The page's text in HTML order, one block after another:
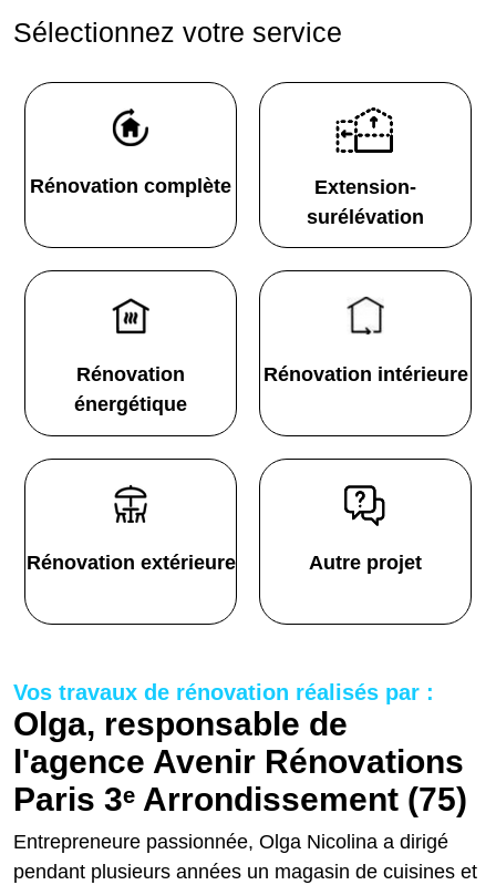
Sélectionnez votre service
Rénovation complète
Extension-
surélévation
Rénovation
énergétique
Rénovation intérieure
Rénovation extérieure Autre projet
Vos travaux de rénovation réalisés par :
Olga, responsable de
l'agence Avenir Rénovations
Paris 3ᵉ Arrondissement (75)
Entrepreneure passionnée, Olga Nicolina a dirigé
pendant plusieurs années un magasin de cuisines et